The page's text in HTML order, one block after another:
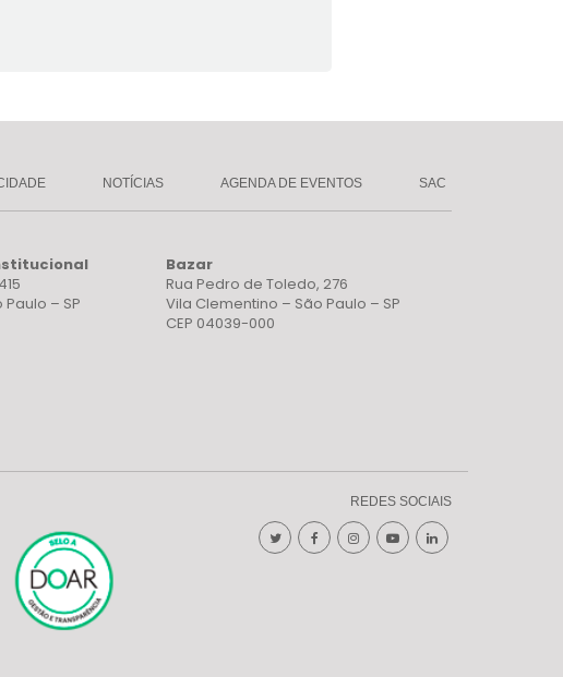
NOTÍCIAS AGENDA DE EVENTOS SAC
– SP
Bazar
Rua Pedro de Toledo, 276
Vila Clementino – São Paulo – SP
CEP 04039-000
REDES SOCIAIS